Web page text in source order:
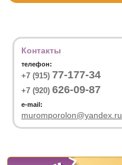
Контакты
телефон:
+7 (915) 77-177-34
+7 (920) 626-09-87
e-mail:
muromporolon@yandex.ru